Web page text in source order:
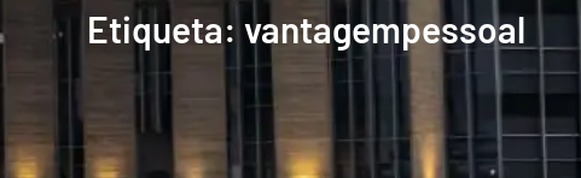
Etiqueta: vantagempessoal